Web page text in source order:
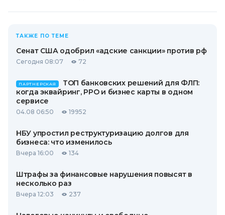
ТАКЖЕ ПО ТЕМЕ
Сенат США одобрил «адские санкции» против рф
Сегодня 08:07 72
ПАРТНЕРСКАЯ
ТОП банковских решений для ФЛП:
когда эквайринг, РРО и бизнес карты в одном
сервисе
04.08 06:50 19952
НБУ упростил реструктуризацию долгов для
бизнеса: что изменилось
Вчера 16:00 134
Штрафы за финансовые нарушения повысят в
несколько раз
Вчера 12:03 237